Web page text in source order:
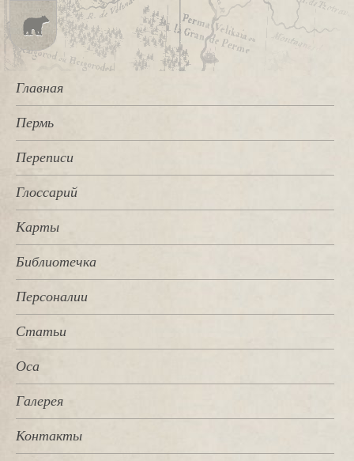
Главная
Пермь
Переписи
Глоссарий
Карты
Библиотечка
Персоналии
Статьи
Оса
Галерея
Контакты